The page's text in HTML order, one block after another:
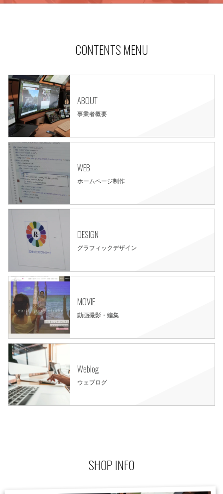
CONTENTS MENU
ABOUT
事業者概要
WEB
ホームページ制作
DESIGN
グラフィックデザイン
MOVIE
動画撮影・編集
Weblog
ウェブログ
SHOP INFO